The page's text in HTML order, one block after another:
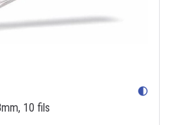
contrast
10 fils